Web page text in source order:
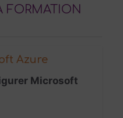
FORMATION
Azure
Microsoft